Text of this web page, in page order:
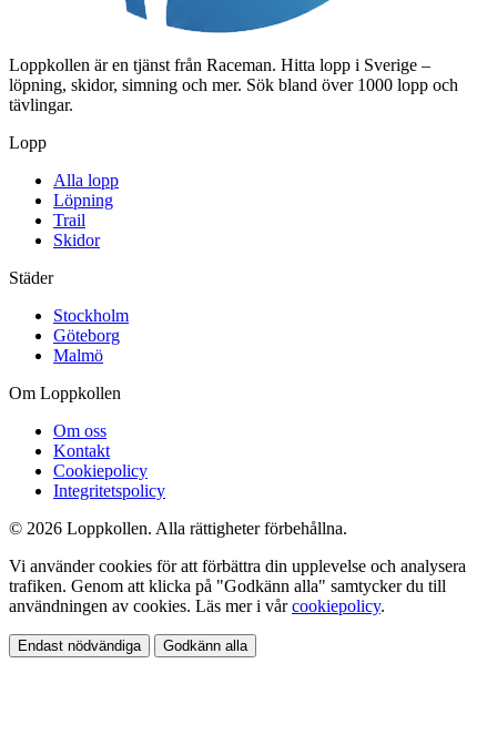
Loppkollen är en tjänst från Raceman. Hitta lopp i Sverige –
löpning, skidor, simning och mer. Sök bland över 1000 lopp och
tävlingar.
Lopp
Alla lopp
Löpning
Trail
Skidor
Städer
Stockholm
Göteborg
Malmö
Om Loppkollen
Om oss
Kontakt
Cookiepolicy
Integritetspolicy
© 2026 Loppkollen. Alla rättigheter förbehållna.
Vi använder cookies för att förbättra din upplevelse och analysera
trafiken. Genom att klicka på "Godkänn alla" samtycker du till
användningen av cookies. Läs mer i vårcookiepolicy.
Endast nödvändiga Godkänn alla